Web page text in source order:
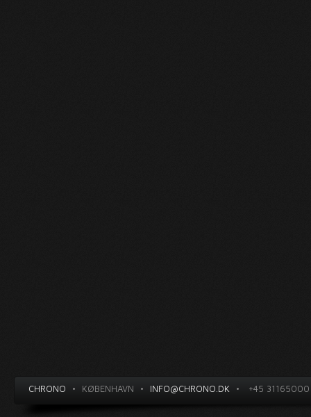
CHRONO • KØBENHAVN • INFO@CHRONO.DK • +45 31165000